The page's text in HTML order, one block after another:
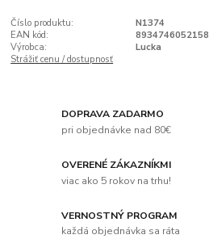
Číslo produktu:
N1374
EAN kód:
8934746052158
Výrobca:
Lucka
Strážiť cenu / dostupnosť
DOPRAVA ZADARMO
pri objednávke nad 80€
OVERENÉ ZÁKAZNÍKMI
viac ako 5 rokov na trhu!
VERNOSTNÝ PROGRAM
každá objednávka sa ráta